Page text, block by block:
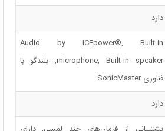
دارد
Audio by ICEpower®, Built-in
microphone, Built-in speaker, بلندگو با
فناوری SonicMaster
دارد